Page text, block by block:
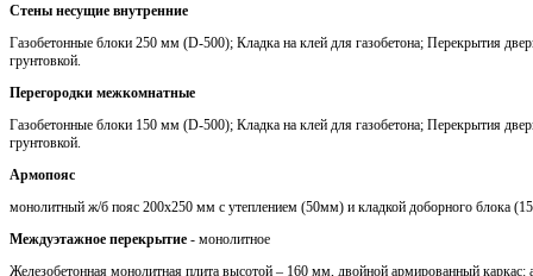
Стены несущие внутренние
Газобетонные блоки 250 мм (D-500); Кладка на клей для газобетона; Перекрытия
грунтовкой.
Перегородки межкомнатные
Газобетонные блоки 150 мм (D-500); Кладка на клей для газобетона; Перекрытия
грунтовкой.
Армопояс
монолитный ж/б пояс 200х250 мм с утеплением (50мм) и кладкой доборного блока
Междуэтажное перекрытие - монолитное
Железобетонная монолитная плита высотой – 160 мм, двойной армированный